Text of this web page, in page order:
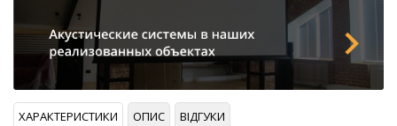
ХАРАКТЕРИСТИКИ ОПИС ВІДГУКИ